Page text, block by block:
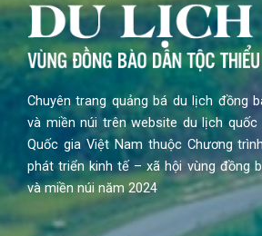
Chuyên trang quảng bá du lịch đồng
và miền núi trên website du lịch quốc
Quốc gia Việt Nam thuộc Chương
phát triển kinh tế – xã hội vùng đồng
và miền núi năm 2024